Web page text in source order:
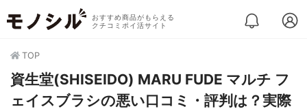
おすすめ商品がもらえる
クチコミポイ活サイト
TOP
資生堂(SHISEIDO) MARU FUDE マルチ フ
ェイスブラシの悪い口コミ・評判は？実際